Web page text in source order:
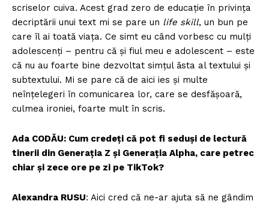
scriselor cuiva. Acest grad zero de educație în privința
decriptării unui text mi se pare un life skill, un bun pe
care îl ai toată viața. Ce simt eu când vorbesc cu mulți
adolescenți – pentru că și fiul meu e adolescent – este
că nu au foarte bine dezvoltat simțul ăsta al textului și
subtextului. Mi se pare că de aici ies și multe
neînțelegeri în comunicarea lor, care se desfășoară,
culmea ironiei, foarte mult în scris.
Ada CODĂU: Cum credeţi că pot fi seduşi de lectură
tinerii din Generaţia Z şi Generaţia Alpha, care petrec
chiar şi zece ore pe zi pe TikTok?
Alexandra RUSU: Aici cred că ne-ar ajuta să ne gândim